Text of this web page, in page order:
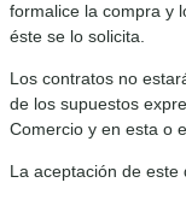
formalice la compra y
éste se lo solicita.
Los contratos no
de los supuestos
Comercio y en esta o
La aceptación de este